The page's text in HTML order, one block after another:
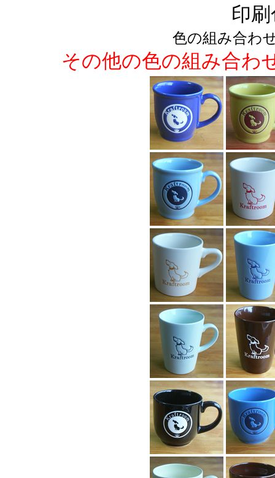
印
色の組み合わ
その他の色の組み合わ